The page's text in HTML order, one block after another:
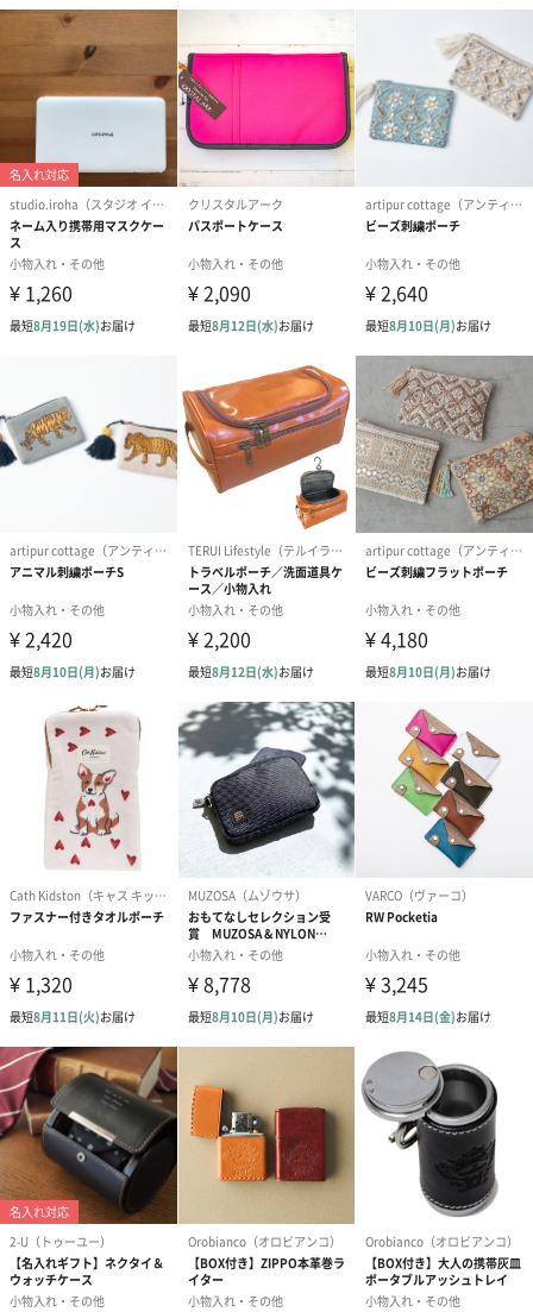
ュロイ。
ともだちや、お子さまと色違いで持つ楽しさも。
それぞれ微妙に異なる表情でカタチが愛らしく、魅力のあるカラ
ーで、全色揃えたくなるキーチェーンです。
かわいいタグ付き
ミッフィーのおしりにはディックブルーナさんのサインが刺繍さ
れたかわいいタグが付いています。
カラーバリエーション
White
Light Blue
Light Pink
Dark Grey
Pink
Yellow
Pumpkin
Blue